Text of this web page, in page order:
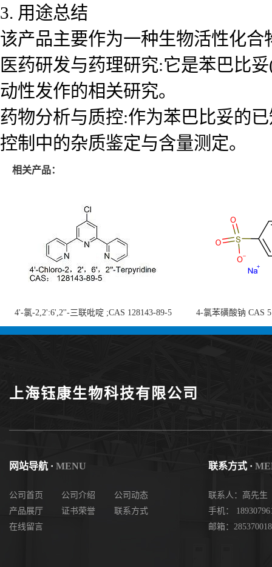
3. 用途总结
该产品主要作为一种生物活性化
医药研发与药理研究:它是苯巴比
动性发作的相关研究。
药物分析与质控:作为苯巴比妥的
控制中的杂质鉴定与含量测定。
相关产品：
4'-氯-2,2':6',2''-三联吡啶 ;CAS 128143-89-5
;4'-Chloro-2,2':6',2''-terpyridine;4-
4-氯苯磺酸钠 CAS
上海钰康生物科技有限公司
网站导航 · MENU
公司首页 公司介绍
公司动态
产品展厅
证书荣誉
联系方式
在线留言
联系方式 ·
联系人：高先生
手机：
邮箱：